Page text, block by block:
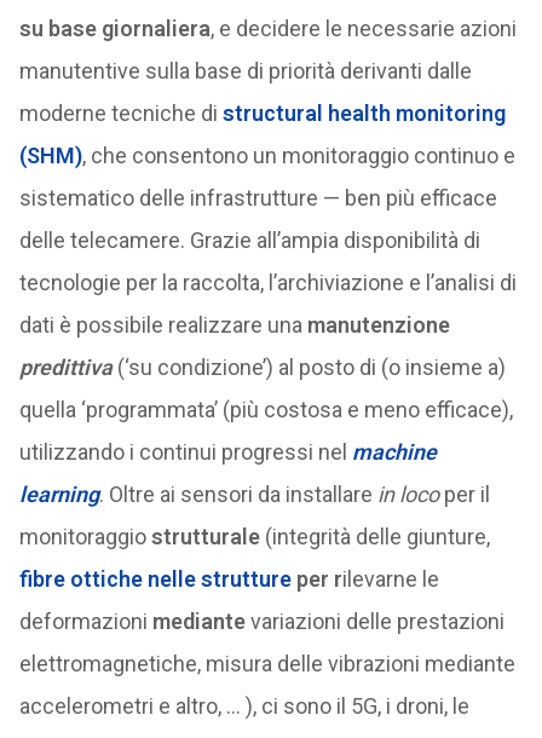
su base giornaliera, e decidere le necessarie azioni
manutentive sulla base di priorità derivanti dalle
moderne tecniche di structural hea lth monitoring
(SHM), che consentono un monitoraggio continuo e
sistematico delle infrastrutture — ben più efficace
delle telecamere. Grazie all’ampia disponibilità di
tecnologie per la raccolta, l’archiviazione e l’analisi di
dati è possibile realizzare una manutenzione
predittiva(‘su condizione’) al posto di (o insieme a)
quella ‘programmata’ (più costosa e meno efficace),
utilizzando i continui progressi nel machine
learning. Oltre ai sensori da installare in locoper il
monitoraggiostrutturale (integrità delle giunture,
fibre ottiche nelle struttureper rilevarne le
deformazioni mediantevariazioni delle prestazioni
elettromagnetiche, misura delle vibrazioni mediante
accelerometri e altro, … ), ci sono il 5G, i droni, le